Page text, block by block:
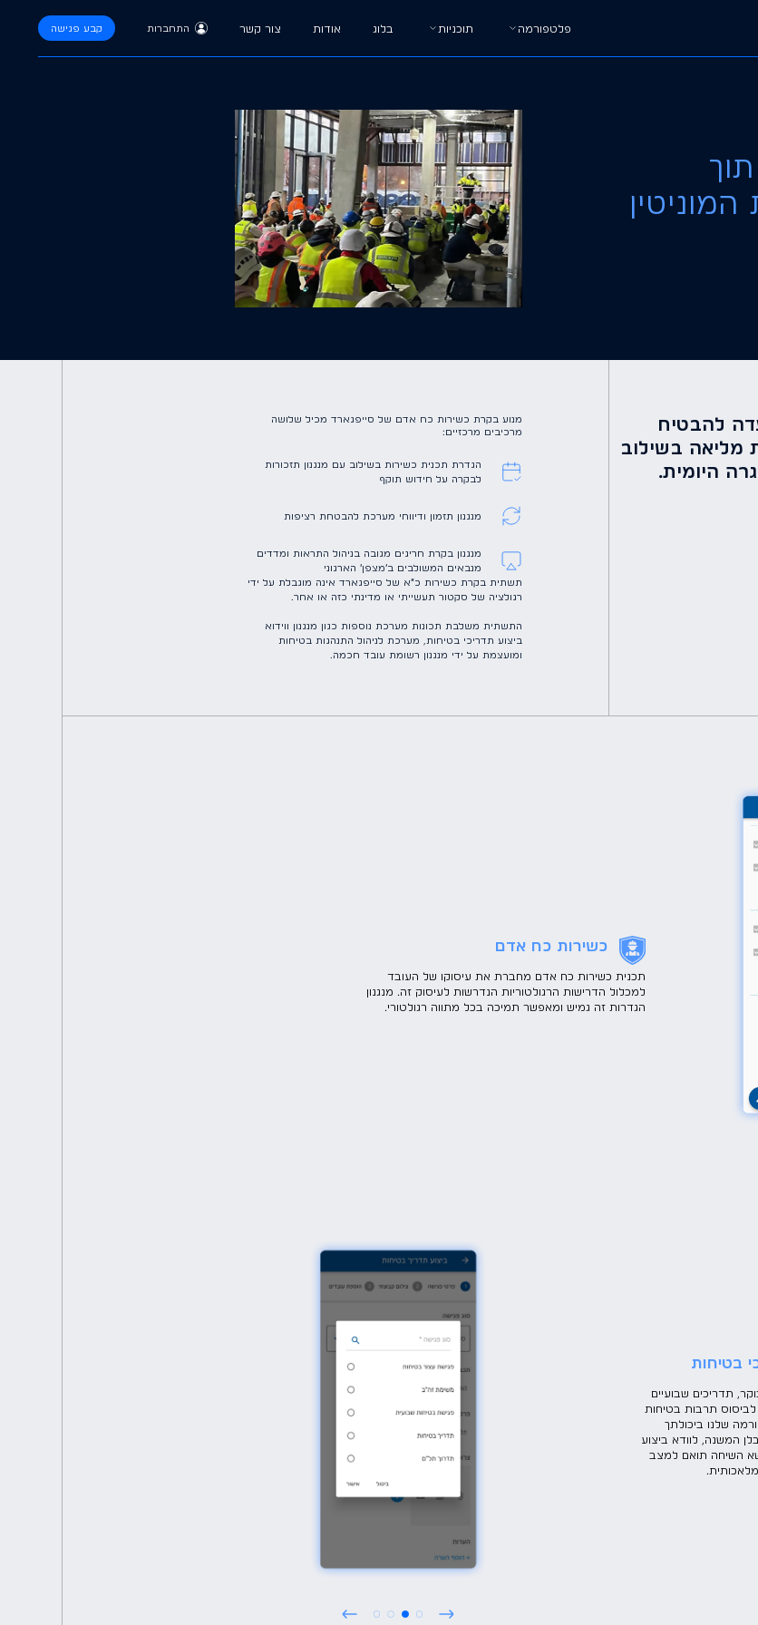
פלטפורמה תוכניות בלוג אודות צור קשר התחברות קבע פגישה
להבטיח
מליאה בשילוב
היומית.
מנוע בקרת כשירות כח אדם של סייפגארד מכיל שלושה
מרכיבים מרכזיים:
הגדרת תכנית כשירות בשילוב עם מנגנון תזכורות
לבקרה על חידוש תוקף
מנגנון תזמון ודיווחי מערכת להבטחת רציפות
מנגנון בקרת חריגים מגובה בניהול התראות ומדדים
מנבאים המשולבים ב׳מצפן׳ הארגוני
תשתית בקרת כשירות כ״א של סייפגארד אינה מוגבלת על ידי
רגולציה של סקטור תעשייתי או מדינתי כזה או אחר.
התשתית משלבת תכונות מערכת נוספות כגון מנגנון ווידוא
ביצוע תדריכי בטיחות, מערכת לניהול התנהגות בטיחות
ומועצמת על ידי מנגנון רשומת עובד חכמה.
כשירות כח אדם
תכנית כשירות כח אדם מחברת את עיסוקו של העובד
למכלול הדרישות הרגולטוריות הנדרשות לעיסוק זה. מנגנון
הגדרות זה גמיש ומאפשר תמיכה בכל מתווה רגולטורי.
בטיחות
תדריכים שבועיים
לביסוס תרבות בטיחות
שלנו ביכולתך
המשנה, לוודא ביצוע
השיחה תואם למצב